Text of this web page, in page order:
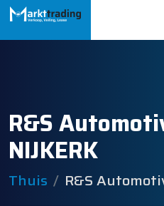
R&S
NIJKERK
Thuis R&S